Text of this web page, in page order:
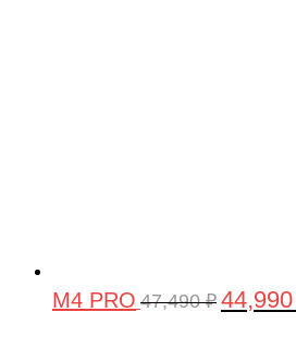
M4 PRO 47,490₽ 44,990